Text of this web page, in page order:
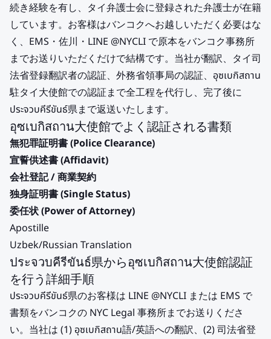
続き経験を有し、タイ弁護士会に登録された弁護士が在籍
しています。お客様はバンコクへお越しいただく必要はな
く、EMS・佐川・LINE @NYCLI で原本をバンコク事務所
までお送りいただくだけで結構です。当社が翻訳、タイ司
法省登録翻訳者の認証、外務省領事局の認証、อุซเบกิสถาน
駐タイ大使館での認証まで全工程を代行し、完了後に
ประจวบคีรีขันธ์県まで返送いたします。
อุซเบกิสถาน大使館でよく認証される書類
無犯罪証明書 (Police Clearance)
宣誓供述書 (Affidavit)
会社登記 / 商業契約
独身証明書 (Single Status)
委任状 (Power of Attorney)
Apostille
Uzbek/Russian Translation
ประจวบคีรีขันธ์県からอุซเบกิสถาน大使館認証
を行う詳細手順
ประจวบคีรีขันธ์県のお客様は LINE @NYCLI または EMS で
書類をバンコクの NYC Legal 事務所までお送りくださ
い。当社は (1) อุซเบกิสถาน語/英語への翻訳、(2) 司法省登